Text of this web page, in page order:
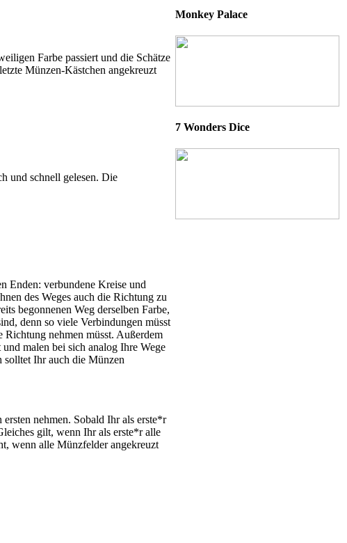
Farbe passiert und die Schätze
Münzen-Kästchen angekreuzt
und schnell gelesen. Die
Enden: verbundene Kreise und
des Weges auch die Richtung zu
begonnenen Weg derselben Farbe,
denn so viele Verbindungen müsst
Richtung nehmen müsst. Außerdem
malen bei sich analog Ihre Wege
solltet Ihr auch die Münzen
nehmen. Sobald Ihr als erste*r
gilt, wenn Ihr als erste*r alle
wenn alle Münzfelder angekreuzt
Monkey Palace
7 Wonders Dice